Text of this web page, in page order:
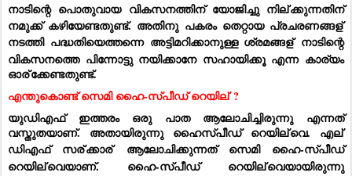
നാടിന്റെ പൊതുവായ വികസനത്തിന് യോജിച്ചു നില്ക്കുന്നതിന്
നമുക്ക് കഴിയേണ്ടതുണ്ട്. അതിനു പകരം തെറ്റായ പ്രചരണങ്ങള്
നടത്തി പദ്ധതിയെത്തന്നെ അട്ടിമറിക്കാനുള്ള ശ്രമങ്ങള് നാടിന്റെ
വികസനത്തെ പിന്നോട്ടു നയിക്കാനേ സഹായിക്കൂ എന്ന കാര്യം
ഓര്ക്കേണ്ടതുണ്ട്.
എന്തുകൊണ്ട് സെമി ഹൈ-സ്പീഡ് റെയില് ?
യുഡിഎഫ് ഇത്തരം ഒരു പാത ആലോചിച്ചിരുന്നു എന്നത്
വസ്തുതയാണ്. അതായിരുന്നു ഹൈസ്പീഡ് റെയില്വെ. എല്
ഡിഎഫ് സര്ക്കാര് ആലോചിക്കുന്നത് സെമി ഹൈ-സ്പീഡ്
റെയില്വെയാണ്. ഹൈ-സ്പീഡ് റെയില്വെയായിരുന്നു